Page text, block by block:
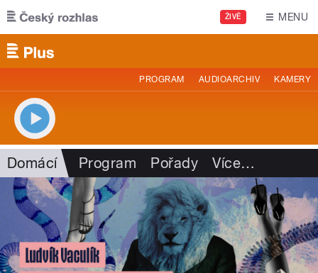
Přejít k hlavnímu obsahu
ŽIVĚ MENU
PROGRAM AUDIOARCHIV KAMERY
Domácí Program Pořady Více…